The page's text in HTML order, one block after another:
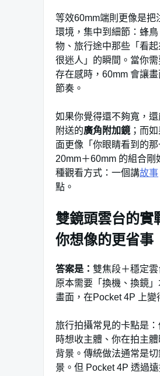
等效60mm端則更像是把
環境，集中到細節：蜂
物、旅行途中那些「看
很迷人」的瞬間。當你
存在感時，60mm 會讓畫
節奏。
如果你覺得還不夠寬，
附送的廣角附加鏡 ；而
面更像「你眼睛看到的那
20mm＋60mm 的組合剛
種觀看方式：一個講故事
點。
雙鏡頭雲台的實
你想像的更省事
答案是： 雙焦段＋穩定
原本需要「換機、換鏡
畫面，在Pocket 4P 上變
旅行拍攝常見的卡點是
時想收主體、你在拍主
背景。傳統做法通常是
景。但 Pocket 4P 透過